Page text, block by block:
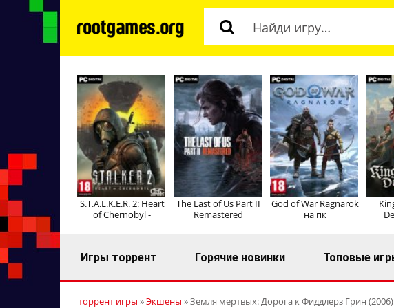
S.T.A.L.K.E.R. 2: Heart
of Chernobyl -
The Last of Us Part II
Remastered
God of War Ragnarok
на пк
Игры торрент Горячие новинки Топовые
торрент игры »Экшены » Земля мертвых: Дорога к Фиддлерз Грин